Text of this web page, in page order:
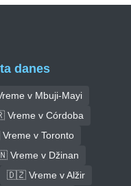
danes
v Mbuji-Mayi
v Córdoba
v Toronto
Vreme v Džinan
🇩🇿 Vreme v Alžir